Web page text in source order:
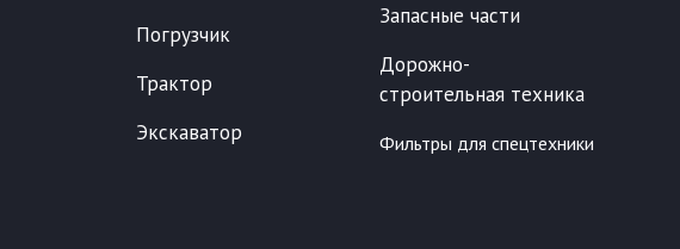
Погрузчик
Трактор
Экскаватор
Запасные части
Дорожно-
строительная техника
Фильтры для спецтехники